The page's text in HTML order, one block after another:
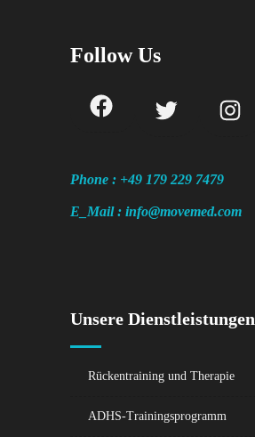
Follow Us
Phone : +49 179 229 7479
E_Mail : info@movemed.com
Unsere Dienstleistungen
Rückentraining und Therapie
ADHS-Trainingsprogramm